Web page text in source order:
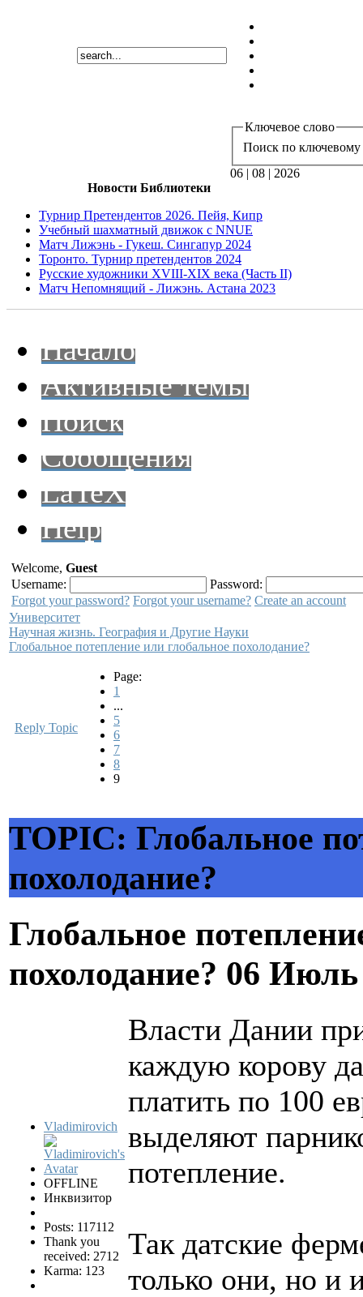
Ключевое слово
Поиск по ключевому
06 | 08 | 2026
Новости Библиотеки
Турнир Претендентов 2026. Пейя, Кипр
Учебный шахматный движок с NNUE
Матч Лижэнь - Гукеш. Сингапур 2024
Торонто. Турнир претендентов 2024
Русские художники XVIII-XIX века (Часть II)
Матч Непомнящий - Лижэнь. Астана 2023
Начало
Активные темы
Поиск
Сообщения
LaTeX
Help
Welcome, Guest
Username:
Password:
Forgot your password? Forgot your username? Create an account
Университет
Научная жизнь. География и Другие Науки
Глобальное потепление или глобальное похолодание?
Reply Topic
Page:
1
...
5
6
7
8
9
TOPIC: Глобальное
похолодание?
Глобальное
похолодание? 06 Июль
Vladimirovich
OFFLINE
Инквизитор
Posts: 117112
Thank you
received: 2712
Karma: 123
Власти Дании
каждую корову
платить по 100
выделяют
потепление.
Так датские
только они, но и